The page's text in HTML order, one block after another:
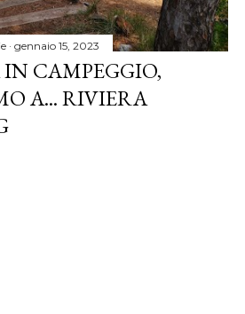
gennaio 15, 2023
CAMPEGGIO,
A... RIVIERA